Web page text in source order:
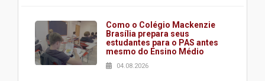
Como o Colégio Mackenzie
Brasília prepara seus
estudantes para o PAS antes
mesmo do Ensino Médio
04.08.2026